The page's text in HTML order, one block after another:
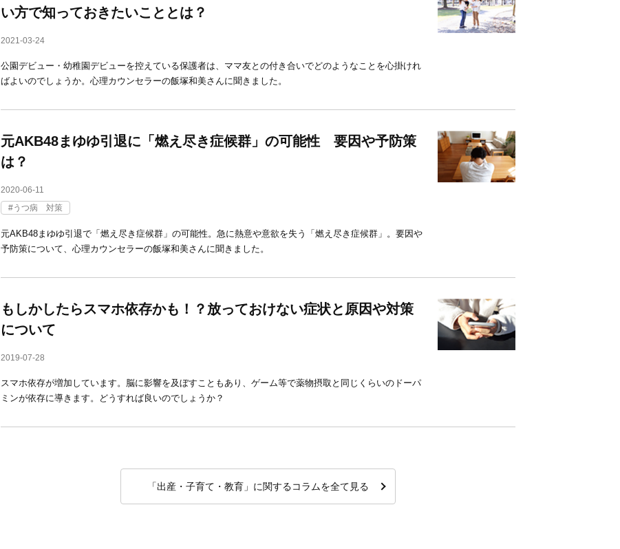
い方で知っておきたいこととは？
2021-03-24
公園デビュー・幼稚園デビューを控えている保護者は、ママ友との付き合いでどのようなことを心掛けれ
ばよいのでしょうか。心理カウンセラーの飯塚和美さんに聞きました。
元AKB48まゆゆ引退に「燃え尽き症候群」の可能性 要因や予防策
は？
2020-06-11
うつ病 対策
元AKB48まゆゆ引退で「燃え尽き症候群」の可能性。急に熱意や意欲を失う「燃え尽き症候群」。要因や
予防策について、心理カウンセラーの飯塚和美さんに聞きました。
もしかしたらスマホ依存かも！？放っておけない症状と原因や対策
について
2019-07-28
スマホ依存が増加しています。脳に影響を及ぼすこともあり、ゲーム等で薬物摂取と同じくらいのドーパ
ミンが依存に導きます。どうすれば良いのでしょうか？
「出産・子育て・教育」に関するコラムを全て見る